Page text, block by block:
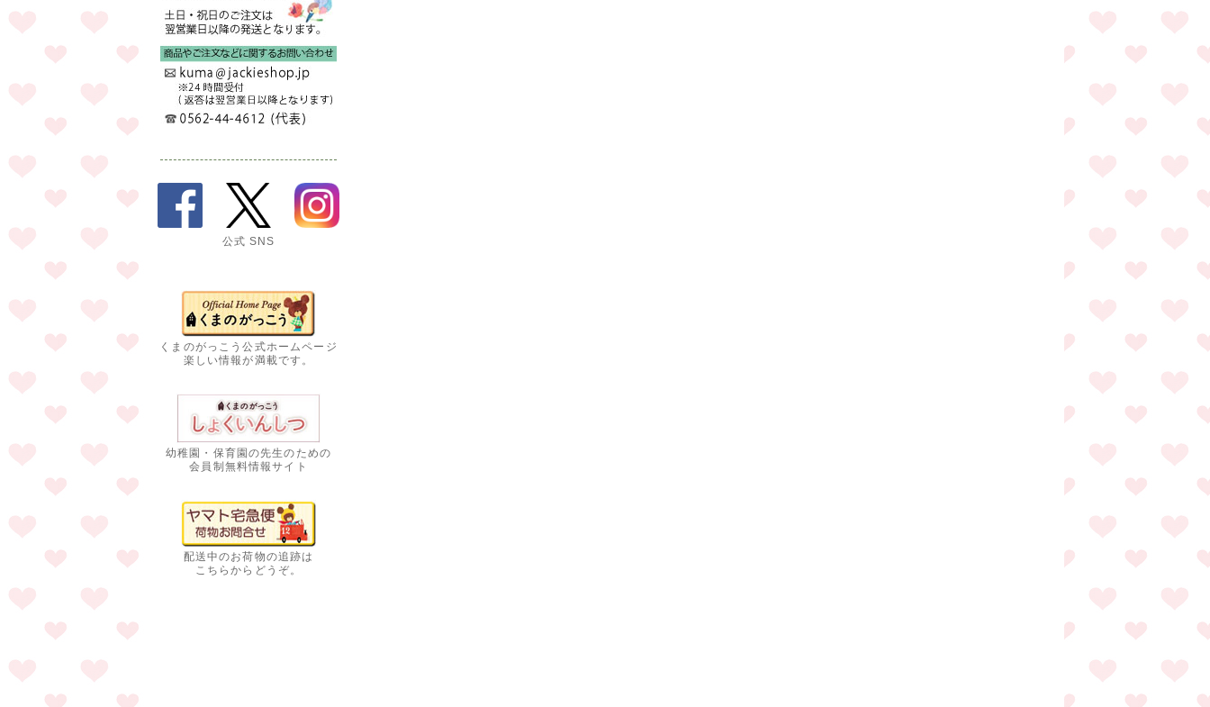
公式 SNS
くまのがっこう公式ホームページ
楽しい情報が満載です。
幼稚園・保育園の先生のための
会員制無料情報サイト
配送中のお荷物の追跡は
こちらからどうぞ。